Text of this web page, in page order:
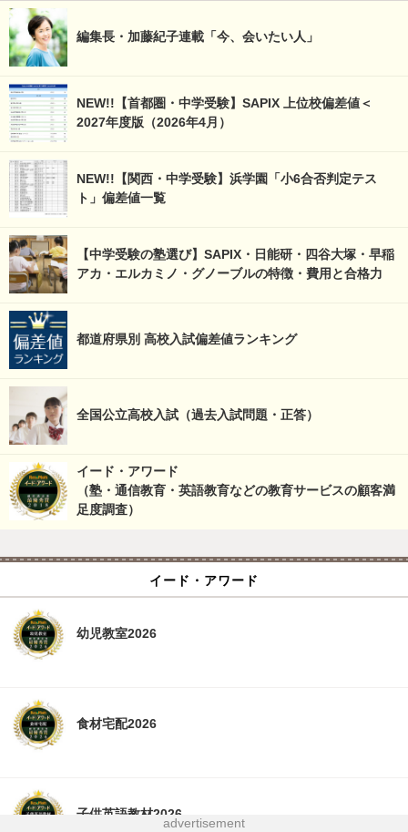
編集長・加藤紀子連載「今、会いたい人」
NEW!!【首都圏・中学受験】SAPIX 上位校偏差値＜
2027年度版（2026年4月）
NEW!!【関西・中学受験】浜学園「小6合否判定テス
ト」偏差値一覧
【中学受験の塾選び】SAPIX・日能研・四谷大塚・早稲
アカ・エルカミノ・グノーブルの特徴・費用と合格力
都道府県別 高校入試偏差値ランキング
全国公立高校入試（過去入試問題・正答）
イード・アワード
（塾・通信教育・英語教育などの教育サービスの顧客満
足度調査）
イード・アワード
幼児教室2026
食材宅配2026
子供英語教材2026
advertisement